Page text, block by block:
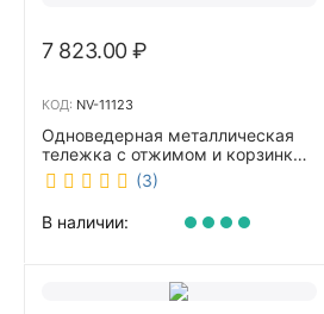
7 823.00₽
КОД: NV-11123
Одноведерная металлическая
тележка с отжимом и корзинкой
под химию NV 23 л NV-11123
(3)
В наличии: